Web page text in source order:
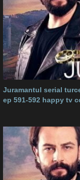
Juramantul serial
ep 591-592 happy tv